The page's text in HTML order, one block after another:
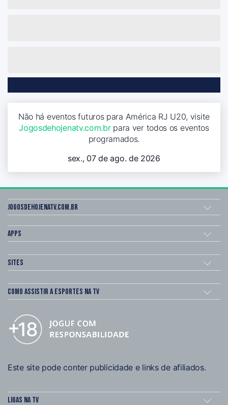
Não há eventos futuros para América RJ U20, visite
Jogosdehojenatv.com.brpara ver todos os eventos
programados.
sex., 07 de ago. de 2026
Jogosdehojenatv.com.br
Apps
Sites
Como assistir a esportes na TV
Este site pode conter publicidade e links de afiliados.
Ligas na TV